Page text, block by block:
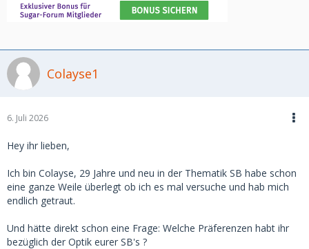
Colayse1
6. Juli 2026
Hey ihr lieben,
Ich bin Colayse, 29 Jahre und neu in der Thematik SB habe schon
eine ganze Weile überlegt ob ich es mal versuche und hab mich
endlich getraut.
Und hätte direkt schon eine Frage: Welche Präferenzen habt ihr
bezüglich der Optik eurer SB's ?